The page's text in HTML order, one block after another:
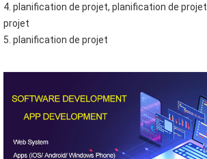
4. planification de projet, planification de projet
projet
5. planification de projet